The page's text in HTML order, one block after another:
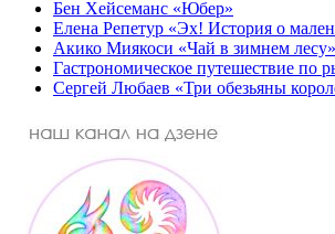
Бен Хейсеманс «Юбер»
Елена Репетур «Эх! История о
Акико Миякоси «Чай в зимнем лесу»
Гастрономическое путешествие по
Сергей Любаев «Три обезьяны